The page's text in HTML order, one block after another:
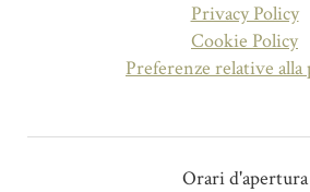
Privacy Policy
Cookie Policy
Preferenze relative alla
Orari d'apertura